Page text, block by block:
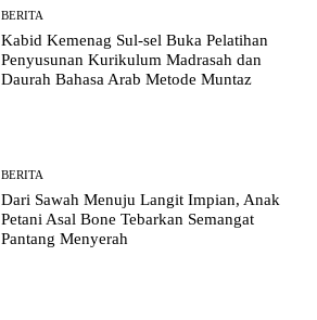
BERITA
Kabid Kemenag Sul-sel Buka Pelatihan
Penyusunan Kurikulum Madrasah dan
Daurah Bahasa Arab Metode Muntaz
BERITA
Dari Sawah Menuju Langit Impian, Anak
Petani Asal Bone Tebarkan Semangat
Pantang Menyerah